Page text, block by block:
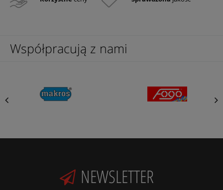
Współpracują z nami
NEWSLETTER